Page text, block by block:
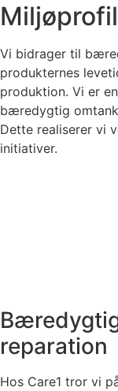
Miljøprofil
Vi bidrager til
produkternes
produktion. Vi er
bæredygtig
Dette realiserer vi
initiativer.
reparation
Hos Care1 tror vi